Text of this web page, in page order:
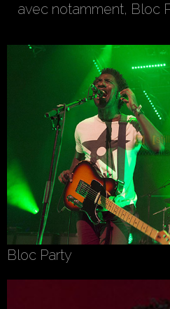
avec notamment, Bloc
Bloc Party